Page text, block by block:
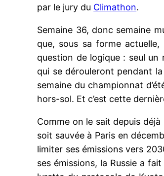
par le jury du Climathon.
Semaine 36, donc semaine
que, sous sa forme
question de logique : seul
qui se dérouleront pendant
semaine du championnat
hors-sol. Et c’est cette
Comme on le sait depuis
soit sauvée à Paris en
limiter ses émissions vers
ses émissions, la Russie a